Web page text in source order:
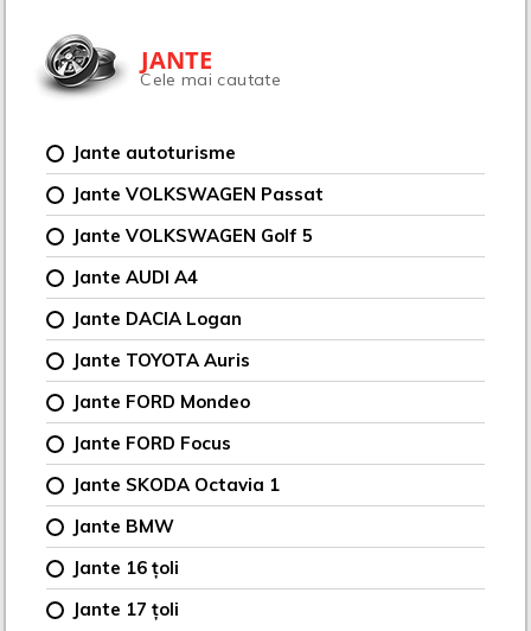
JANTE
Cele mai cautate
Jante autoturisme
Jante VOLKSWAGEN Passat
Jante VOLKSWAGEN Golf 5
Jante AUDI A4
Jante DACIA Logan
Jante TOYOTA Auris
Jante FORD Mondeo
Jante FORD Focus
Jante SKODA Octavia 1
Jante BMW
Jante 16 țoli
Jante 17 țoli